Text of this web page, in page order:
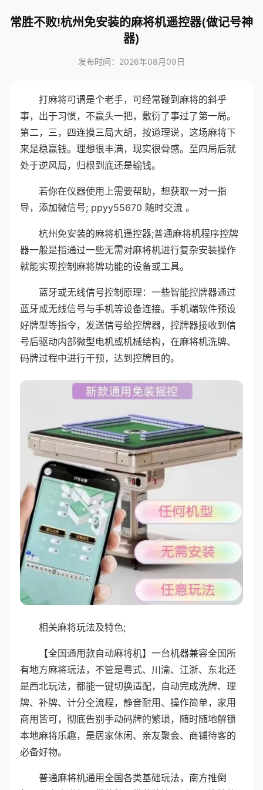
常胜不败!杭州免安装的麻将机遥控器(做记号神
器)
发布时间：2026年08月09日
打麻将可谓是个老手，可经常碰到麻将的斜乎
事，出于习惯，不赢头一把，敷衍了事过了第一局。
第二，三，四连摸三局大胡，按道理说，这场麻将下
来是稳赢钱。理想很丰满，现实很骨感。至四局后就
处于逆风局，归根到底还是输钱。
若你在仪器使用上需要帮助，想获取一对一指
导，添加微信号; ppyy55670 随时交流 。
杭州免安装的麻将机遥控器;普通麻将机程序控牌
器一般是指通过一些无需对麻将机进行复杂安装操作
就能实现控制麻将牌功能的设备或工具。
蓝牙或无线信号控制原理：一些智能控牌器通过
蓝牙或无线信号与手机等设备连接。手机端软件预设
好牌型等指令，发送信号给控牌器，控牌器接收到信
号后驱动内部微型电机或机械结构，在麻将机洗牌、
码牌过程中进行干预，达到控牌目的。
相关麻将玩法及特色;
【全国通用款自动麻将机】一台机器兼容全国所
有地方麻将玩法，不管是粤式、川渝、江浙、东北还
是西北玩法，都能一键切换适配，自动完成洗牌、理
牌、补牌、计分全流程，静音耐用、操作简单，家用
商用皆可，彻底告别手动码牌的繁琐，随时随地解锁
本地麻将乐趣，是居家休闲、亲友聚会、商铺待客的
必备好物。
普通麻将机通用全国各类基础玩法，南方推倒